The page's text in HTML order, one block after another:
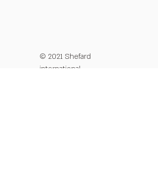
© 2021 Shefard
international